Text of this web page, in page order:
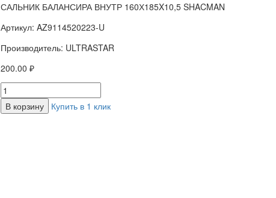
САЛЬНИК БАЛАНСИРА ВНУТР 160Х185X10,5 SHACMAN
Артикул: AZ9114520223-U
Производитель: ULTRASTAR
200.00 ₽
В корзину Купить в 1 клик